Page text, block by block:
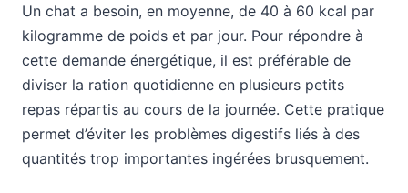
Un chat a besoin, en moyenne, de 40 à 60 kcal par
kilogramme de poids et par jour. Pour répondre à
cette demande énergétique, il est préférable de
diviser la ration quotidienne en plusieurs petits
repas répartis au cours de la journée. Cette pratique
permet d’éviter les problèmes digestifs liés à des
quantités trop importantes ingérées brusquement.